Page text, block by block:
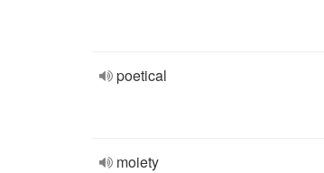
poetical
moiety